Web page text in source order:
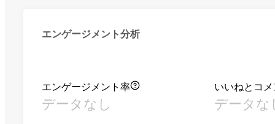
エンゲージメント分析
エンゲージメント率
データなし
いいねとコ
データな